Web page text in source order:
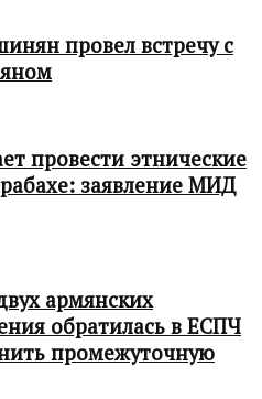
провел встречу с
провести этнические
заявление МИД
армянских
обратилась в ЕСПЧ
промежуточную